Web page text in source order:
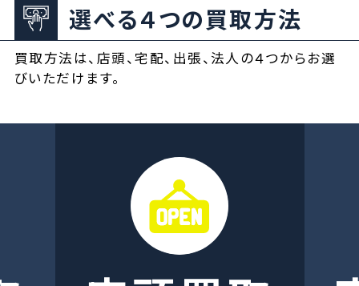
選べる４つの買取方法
買取方法は、店頭、宅配、出張、法人の４つからお選
びいただけます。